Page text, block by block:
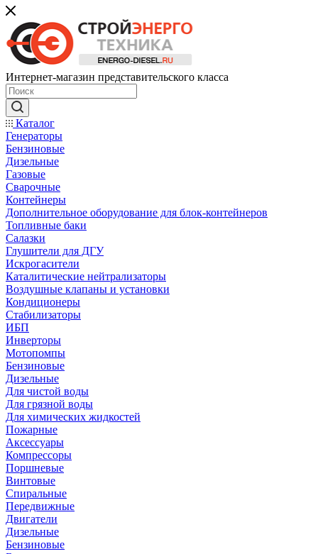
Интернет-магазин представительского класса
Каталог
Генераторы
Бензиновые
Дизельные
Газовые
Сварочные
Контейнеры
Дополнительное оборудование для блок-контейнеров
Топливные баки
Салазки
Глушители для ДГУ
Искрогасители
Каталитические нейтрализаторы
Воздушные клапаны и установки
Кондиционеры
Стабилизаторы
ИБП
Инверторы
Мотопомпы
Бензиновые
Дизельные
Для чистой воды
Для грязной воды
Для химических жидкостей
Пожарные
Аксессуары
Компрессоры
Поршневые
Винтовые
Спиральные
Передвижные
Двигатели
Дизельные
Бензиновые